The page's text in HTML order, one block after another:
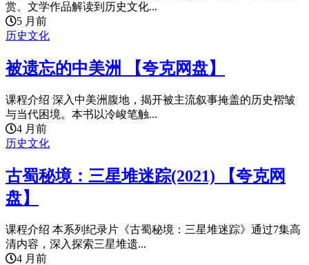
赏、文学作品解读到历史文化...
5 月前
历史文化
被遗忘的中美洲 【夸克网盘】
课程介绍 深入中美洲腹地，揭开被主流叙事掩盖的历史褶皱
与当代困境。本书以冷峻笔触...
4 月前
历史文化
古蜀秘境：三星堆迷踪(2021) 【夸克网
盘】
课程介绍 本系列纪录片《古蜀秘境：三星堆迷踪》通过7集高
清内容，深入探索三星堆遗...
4 月前